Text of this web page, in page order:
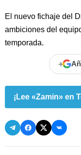
El nuevo fichaje del
ambiciones del
temporada.
+
¡Lee «Zamin» en